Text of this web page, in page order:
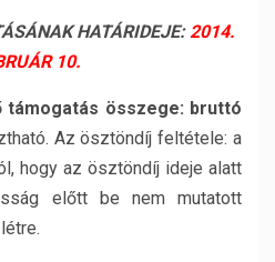
HATÁRIDEJE:2014.
10.
támogatás összege: bruttó
Az ösztöndíj feltétele: a
hogy az ösztöndíj ideje alatt
előtt be nem mutatott